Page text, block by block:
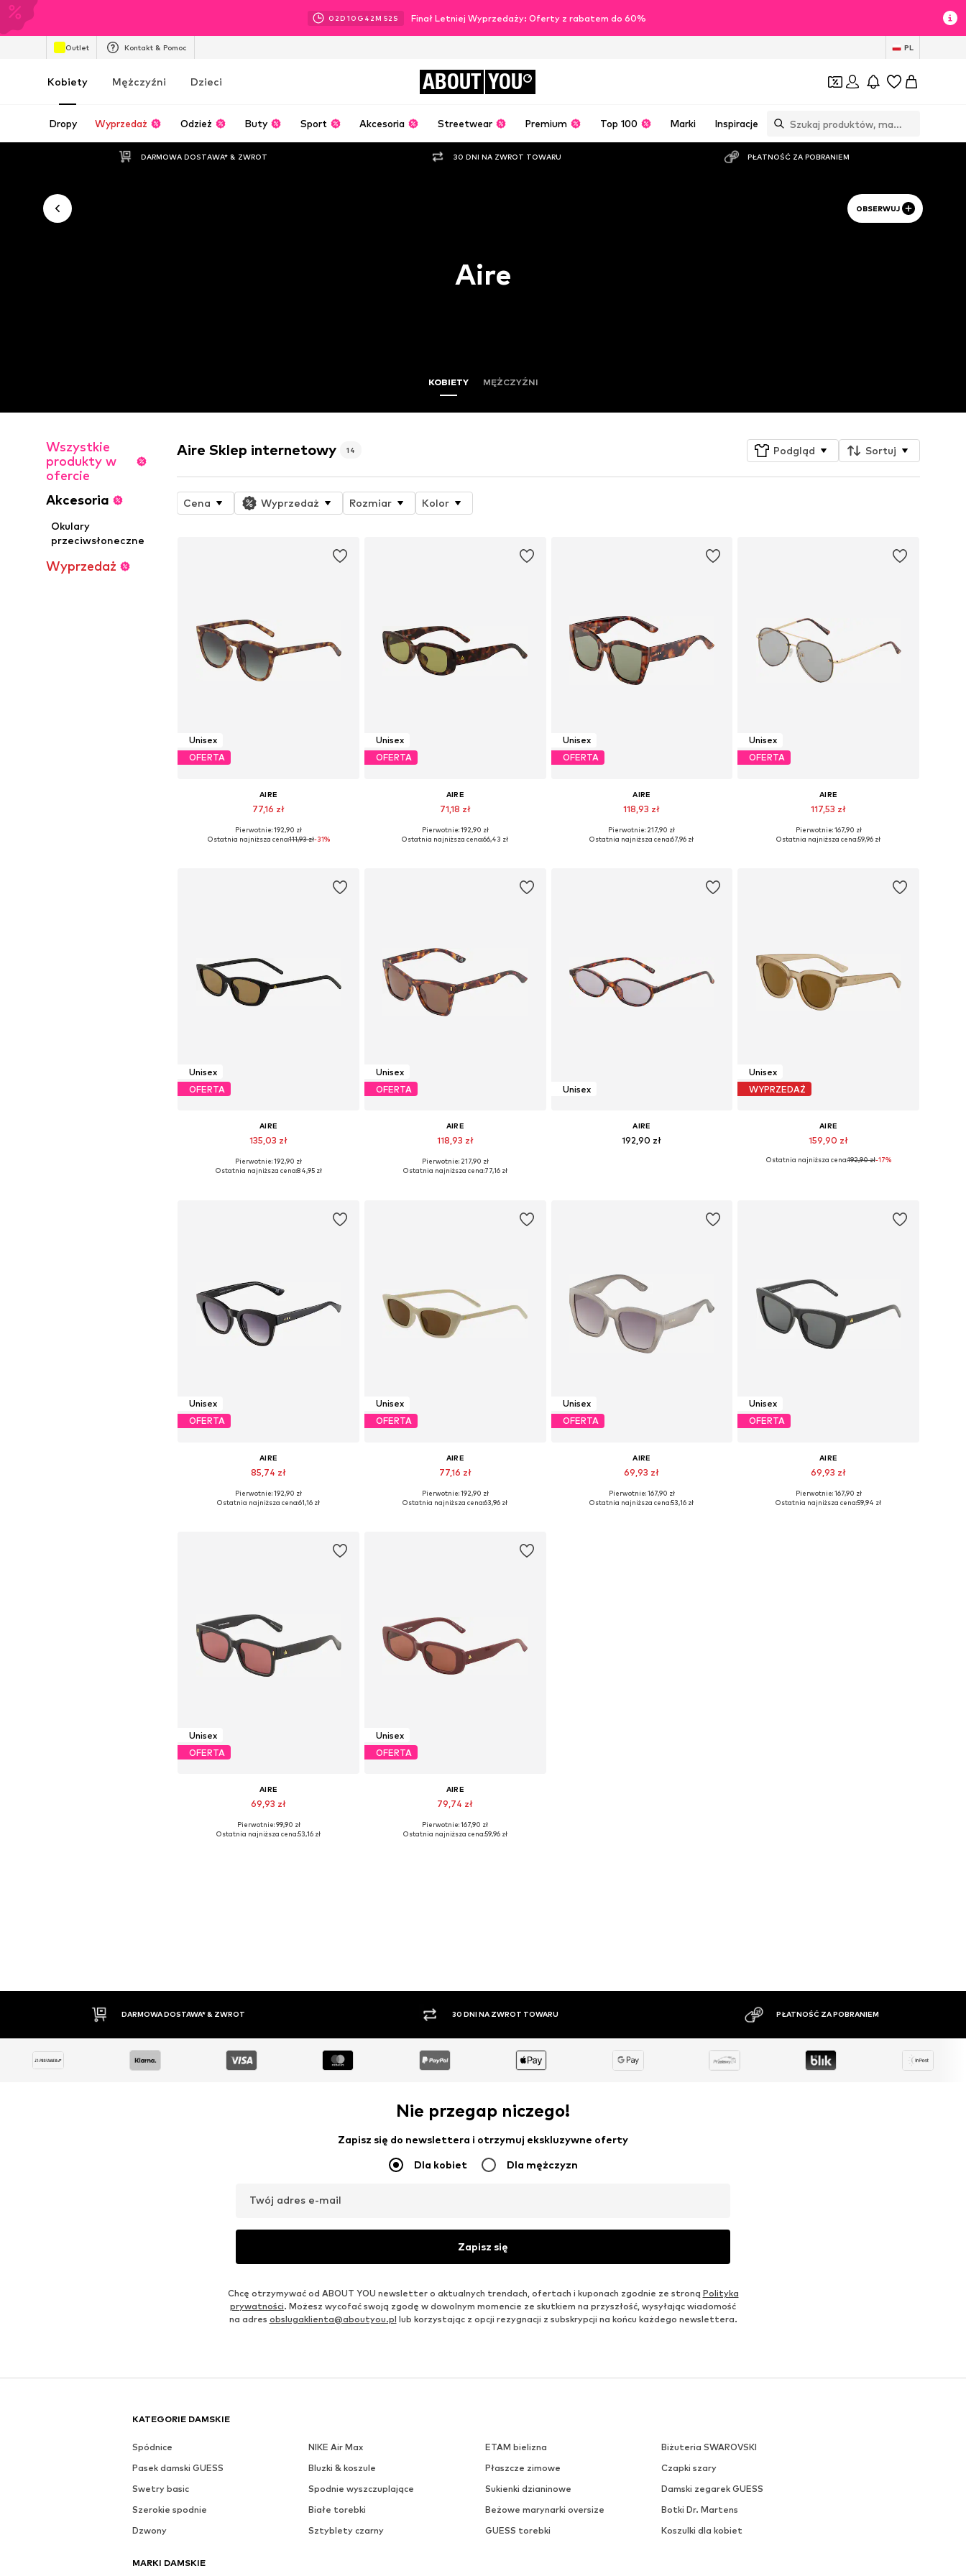
02D10 G 42M 51 S Finał Letniej Wyprzedaży: Oferty z rabatem do 60%
Outlet Kontakt & Pomoc PL
Kobiety Mężczyźni Dzieci ABOUT YOU
Dropy Wyprzedaż Odzież Buty Sport Akcesoria Streetwear Premium Top 100 Marki Inspiracje
DARMOWA DOSTAWA* & ZWROT 30 DNI NA ZWROT TOWARU PŁATNOŚĆ ZA POBRANIEM
OBSERWUJ
Aire
KOBIETY MĘŻCZYŹNI
Wszystkie
produkty w
ofercie
Akcesoria
Okulary
przeciwsłoneczne
Wyprzedaż
Aire Sklep internetowy 14 Podgląd Sortuj
Cena Wyprzedaż Rozmiar Kolor
Unisex
OFERTA
AIRE
77,16 zł
Dostępne rozmiary: One Size
Pierwotnie: 192,90 zł
Ostatnia najniższa cena:111,93 zł-31%
Unisex
OFERTA
AIRE
71,18 zł
Dostępne rozmiary: One Size
Pierwotnie: 192,90 zł
Ostatnia najniższa cena:66,43 zł
Unisex
OFERTA
AIRE
118,93 zł
Dostępne rozmiary: One Size
Pierwotnie: 217,90 zł
Ostatnia najniższa cena:67,96 zł
Unisex
OFERTA
AIRE
117,53 zł
Dostępne rozmiary: One Size
Pierwotnie: 167,90 zł
Ostatnia najniższa cena:59,96 zł
Unisex
OFERTA
AIRE
135,03 zł
Dostępne rozmiary: One Size
Pierwotnie: 192,90 zł
Ostatnia najniższa cena:84,95 zł
Unisex
OFERTA
AIRE
118,93 zł
Dostępne rozmiary: One Size
Pierwotnie: 217,90 zł
Ostatnia najniższa cena:77,16 zł
Unisex
AIRE
192,90 zł
Unisex
WYPRZEDAŻ
AIRE
159,90 zł
Dostępne rozmiary: One Size
Ostatnia najniższa cena:192,90 zł-17%
Unisex
OFERTA
AIRE
85,74 zł
Dostępne rozmiary: One Size
Pierwotnie: 192,90 zł
Ostatnia najniższa cena:61,16 zł
Unisex
OFERTA
AIRE
77,16 zł
Dostępne rozmiary: One Size
Pierwotnie: 192,90 zł
Ostatnia najniższa cena:63,96 zł
Unisex
OFERTA
AIRE
69,93 zł
Dostępne rozmiary: One Size
Pierwotnie: 167,90 zł
Ostatnia najniższa cena:53,16 zł
Unisex
OFERTA
AIRE
69,93 zł
Dostępne rozmiary: One Size
Pierwotnie: 167,90 zł
Ostatnia najniższa cena:59,94 zł
Unisex
OFERTA
AIRE
69,93 zł
Dostępne rozmiary: One Size
Pierwotnie: 99,90 zł
Ostatnia najniższa cena:53,16 zł
Unisex
OFERTA
AIRE
79,74 zł
Dostępne rozmiary: One Size
Pierwotnie: 167,90 zł
Ostatnia najniższa cena:59,96 zł
30 DNI NA ZWROT TOWARU PŁATNOŚĆ ZA POBRANIEM DUŻY ASORTYMENT
Nie przegap niczego!
Zapisz się do newslettera i otrzymuj ekskluzywne oferty
Dla kobiet Dla mężczyzn
Twój adres e-mail
Zapisz się
Chcę otrzymywać od ABOUT YOU newsletter o aktualnych trendach, ofertach i kuponach zgodnie ze stroną Polityka
prywatności. Możesz wycofać swoją zgodę w dowolnym momencie ze skutkiem na przyszłość, wysyłając wiadomość
na adres obslugaklienta@aboutyou.pl lub korzystając z opcji rezygnacji z subskrypcji na końcu każdego newslettera.
KATEGORIE DAMSKIE
Spódnice NIKE Air Max ETAM bielizna
Biżuteria SWAROVSKI
Pasek damski GUESS
Bluzki & koszule Płaszcze zimowe
Czapki szary
Swetry basic
Spodnie wyszczuplające Sukienki dzianinowe
Damski zegarek GUESS
Szerokie spodnie
Białe torebki Beżowe marynarki oversize
Botki Dr. Martens
Dzwony
Sztyblety czarny GUESS torebki Koszulki dla kobiet
MARKI DAMSKIE